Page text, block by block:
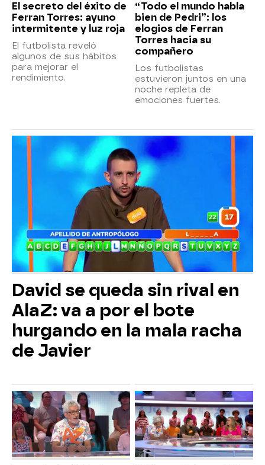
El secreto del éxito de
Ferran Torres: ayuno
intermitente y luz roja
El futbolista reveló
algunos de sus hábitos
para mejorar el
rendimiento.
“Todo el mundo habla
bien de Pedri”: los
elogios de Ferran
Torres hacia su
compañero
Los futbolistas
estuvieron juntos en una
noche repleta de
emociones fuertes.
David se queda sin rival en
AlaZ: va a por el bote
hurgando en la mala racha
de Javier